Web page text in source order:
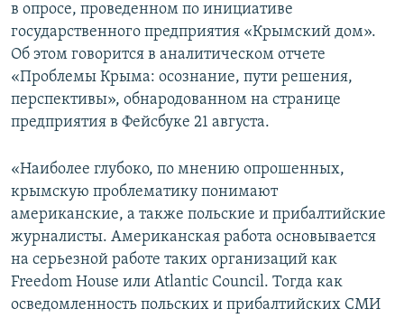
в опросе, проведенном по инициативе
государственного предприятия «Крымский дом».
Об этом говорится в аналитическом отчете
«Проблемы Крыма: осознание, пути решения,
перспективы», обнародованном на странице
предприятия в Фейсбуке 21 августа.
«Наиболее глубоко, по мнению опрошенных,
крымскую проблематику понимают
американские, а также польские и прибалтийские
журналисты. Американская работа основывается
на серьезной работе таких организаций как
Freedom House или Atlantic Council. Тогда как
осведомленность польских и прибалтийских СМИ